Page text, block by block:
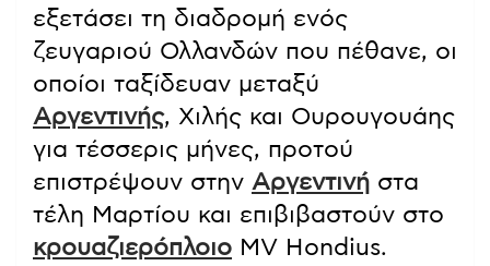
εξετάσει τη διαδρομή ενός
ζευγαριού Ολλανδών που πέθανε, οι
οποίοι ταξίδευαν μεταξύ
Αργεντινής, Χιλής και Ουρουγουάης
για τέσσερις μήνες, προτού
επιστρέψουν στην Αργεντινή στα
τέλη Μαρτίου και επιβιβαστούν στο
κρουαζιερόπλοιο MV Hondius.